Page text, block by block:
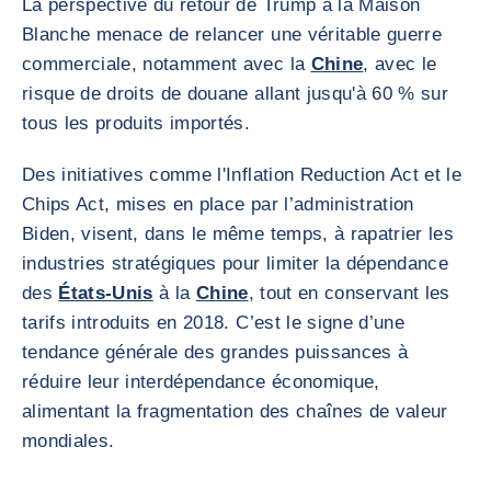
La perspective du retour de Trump à la Maison
Blanche menace de relancer une véritable guerre
commerciale, notamment avec la Chine, avec le
risque de droits de douane allant jusqu'à 60 % sur
tous les produits importés.
Des initiatives comme l'Inflation Reduction Act et le
Chips Act, mises en place par l’administration
Biden, visent, dans le même temps, à rapatrier les
industries stratégiques pour limiter la dépendance
des États-Unis à la Chine, tout en conservant les
tarifs introduits en 2018. C’est le signe d’une
tendance générale des grandes puissances à
réduire leur interdépendance économique,
alimentant la fragmentation des chaînes de valeur
mondiales.